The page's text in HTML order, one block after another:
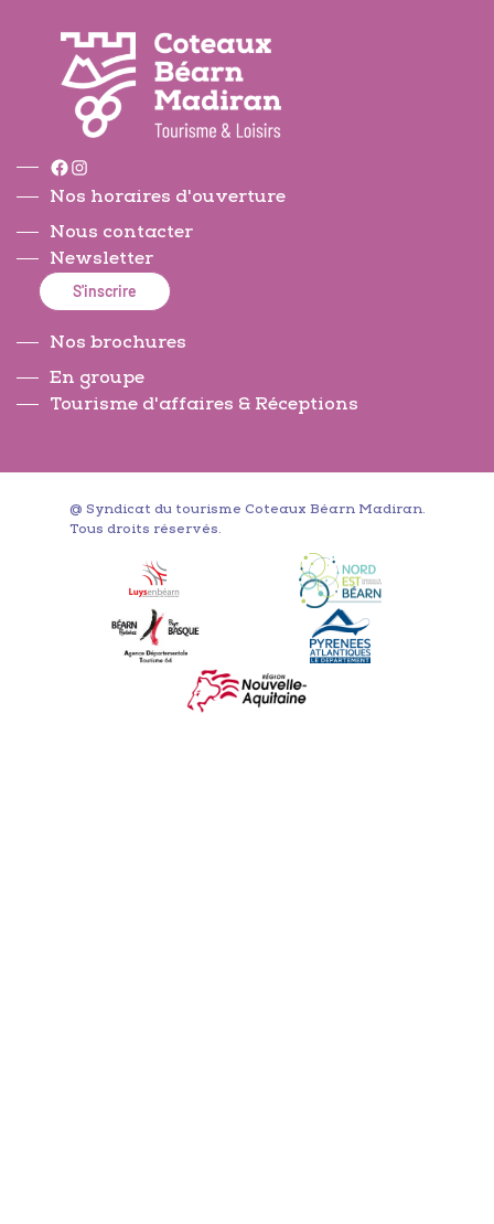
Facebook
Instagram
Nos horaires d'ouverture
Nous contacter
Newsletter
S'inscrire
Nos brochures
En groupe
Tourisme d'affaires & Réceptions
@ Syndicat du tourisme Coteaux Béarn Madiran.
Tous droits réservés.